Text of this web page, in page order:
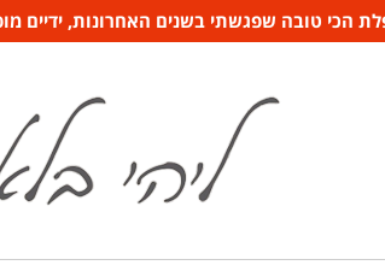
הכי טובה שפגשתי בשנים האחרונות, ידיים